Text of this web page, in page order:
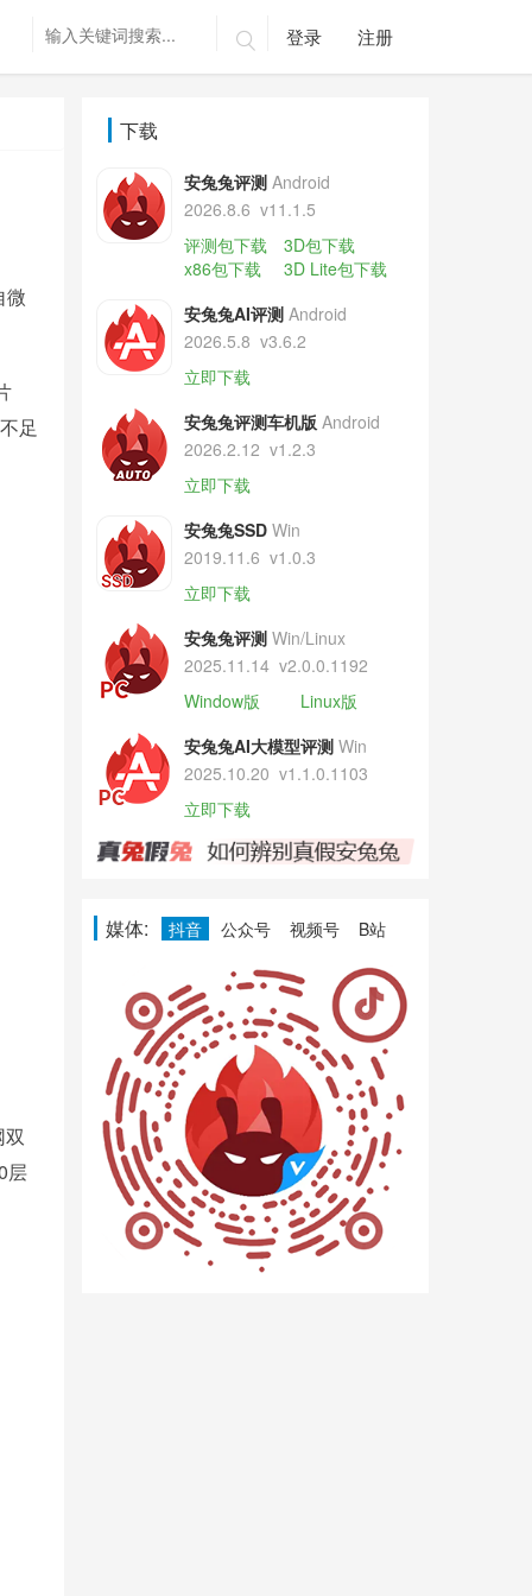
 登录 注册
微
足
层
下载
安兔兔评测 Android
2026.8.6 v11.1.5
评测包下载
3D包下载
x86包下载
3D Lite包下载
安兔兔AI评测 Android
2026.5.8 v3.6.2
立即下载
安兔兔评测车机版 Android
2026.2.12 v1.2.3
立即下载
安兔兔SSD Win
2019.11.6 v1.0.3
立即下载
安兔兔评测 Win/Linux
2025.11.14 v2.0.0.1192
Window版
Linux版
安兔兔AI大模型评测 Win
2025.10.20 v1.1.0.1103
立即下载
媒体: 抖音 公众号 视频号 B站